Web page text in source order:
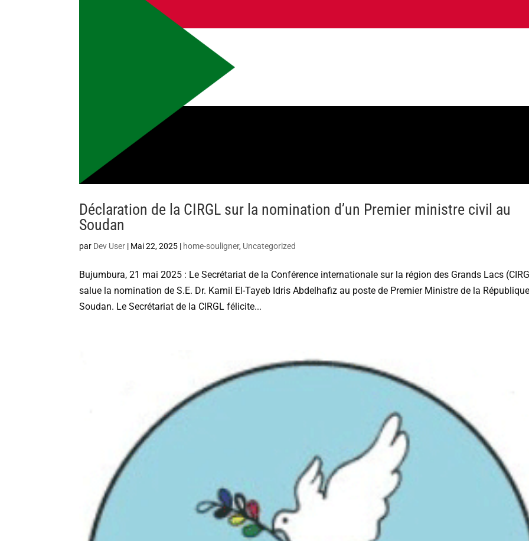
Déclaration de la CIRGL sur la nomination d’un Premier ministre civil au
Soudan
par Dev User | Mai 22, 2025 | home-souligner, Uncategorized
Bujumbura, 21 mai 2025 : Le Secrétariat de la Conférence internationale sur la région des Grands Lacs
salue la nomination de S.E. Dr. Kamil El-Tayeb Idris Abdelhafiz au poste de Premier Ministre de la
Soudan. Le Secrétariat de la CIRGL félicite...